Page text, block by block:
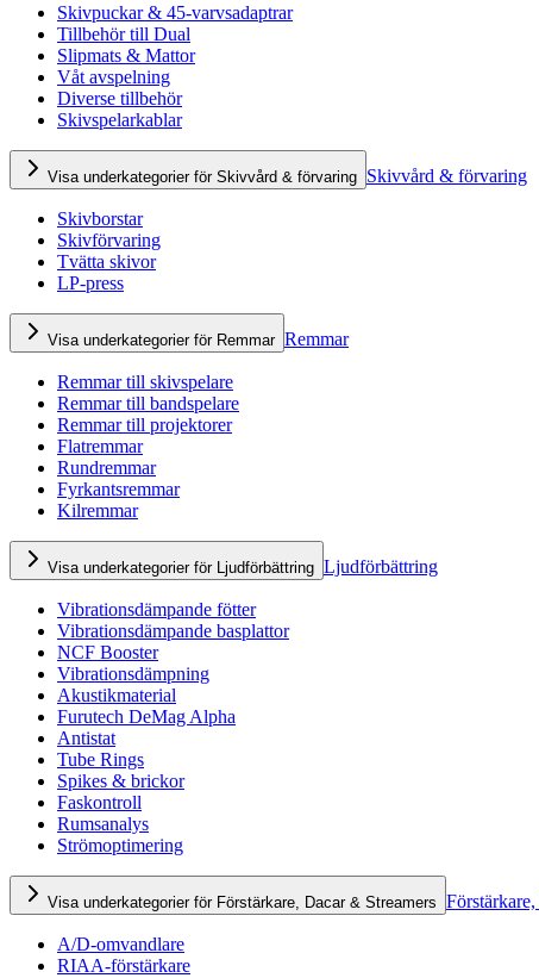
Skivpuckar & 45-varvsadaptrar
Tillbehör till Dual
Slipmats & Mattor
Våt avspelning
Diverse tillbehör
Skivspelarkablar
Visa underkategorier för Skivvård & förvaring Skivvård & förvaring
Skivborstar
Skivförvaring
Tvätta skivor
LP-press
Visa underkategorier för Remmar Remmar
Remmar till skivspelare
Remmar till bandspelare
Remmar till projektorer
Flatremmar
Rundremmar
Fyrkantsremmar
Kilremmar
Visa underkategorier för Ljudförbättring Ljudförbättring
Vibrationsdämpande fötter
Vibrationsdämpande basplattor
NCF Booster
Vibrationsdämpning
Akustikmaterial
Furutech DeMag Alpha
Antistat
Tube Rings
Spikes & brickor
Faskontroll
Rumsanalys
Strömoptimering
Visa underkategorier för Förstärkare, Dacar & Streamers
A/D-omvandlare
RIAA-förstärkare